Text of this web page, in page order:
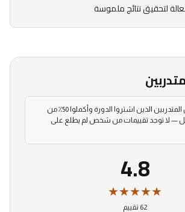
لتحقيق نتائج ملموسة
التقييمات هنا من المتدربين الذين اشتروا الدورة وأكملوا 50٪ من
— لا توجد تقييمات من شخص لم يطلع على
4.8
★★★★★
62 تقييم